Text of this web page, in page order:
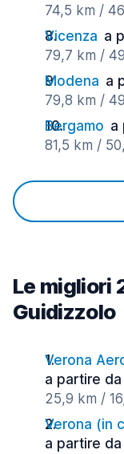
74,5 km /
Vicenza a
79,7 km /
Modena a
79,8 km /
Bergamo a
81,5 km /
Le migliori
Guidizzolo
Verona
a partire
25,9 km /
Verona (in
a partire